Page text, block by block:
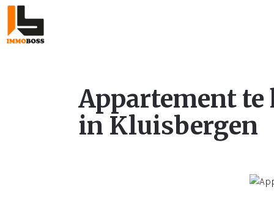
Appartement te
in Kluisbergen